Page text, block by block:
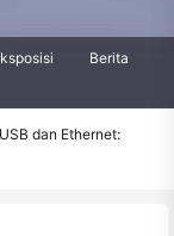
Berita
dan Ethernet: